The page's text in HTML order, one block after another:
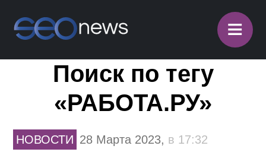
≡
Поиск по тегу
«РАБОТА.РУ»
НОВОСТИ 28 Марта 2023, в 17:32